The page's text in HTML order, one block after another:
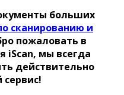
больших
сканированию и
пожаловать в
iScan, мы всегда
действительно